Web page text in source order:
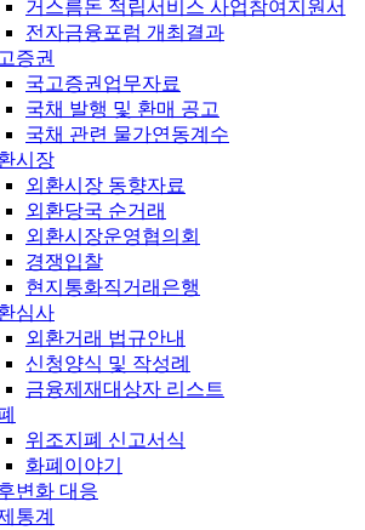
거스름돈 적립서비스 사업참여지원서
전자금융포럼 개최결과
증권
국고증권업무자료
국채 발행 및 환매 공고
국채 관련 물가연동계수
시장
외환시장 동향자료
외환당국 순거래
외환시장운영협의회
경쟁입찰
현지통화직거래은행
심사
외환거래 법규안내
신청양식 및 작성례
금융제재대상자 리스트
위조지폐 신고서식
화폐이야기
변화 대응
통계